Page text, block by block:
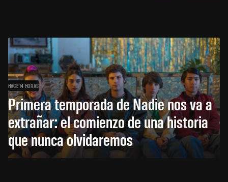
HACE 14 HORAS
Primera temporada de Nadie nos va a
extrañar: el comienzo de una historia
que nunca olvidaremos